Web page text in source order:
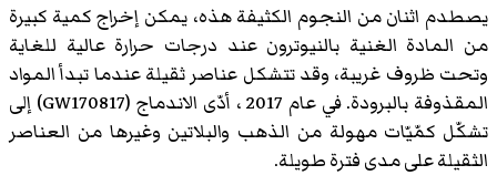
يصطدم اثنان من النجوم الكثيفة هذه، يمكن إخراج كمية كبيرة
من المادة الغنية بالنيوترون عند درجات حرارة عالية للغاية
وتحت ظروف غريبة، وقد تتشكل عناصر ثقيلة عندما تبدأ المواد
المقذوفة بالبرودة. في عام 2017 ، أدّى الاندماج (GW170817) إلى
تشكّل كمّيّات مهولة من الذهب والبلاتين وغيرها من العناصر
الثقيلة على مدى فترة طويلة.